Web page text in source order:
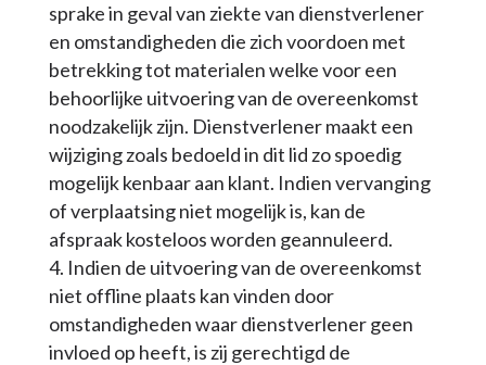
sprake in geval van ziekte van dienstverlener
en omstandigheden die zich voordoen met
betrekking tot materialen welke voor een
behoorlijke uitvoering van de overeenkomst
noodzakelijk zijn. Dienstverlener maakt een
wijziging zoals bedoeld in dit lid zo spoedig
mogelijk kenbaar aan klant. Indien vervanging
of verplaatsing niet mogelijk is, kan de
afspraak kosteloos worden geannuleerd.
Indien de uitvoering van de overeenkomst
niet offline plaats kan vinden door
omstandigheden waar dienstverlener geen
invloed op heeft, is zij gerechtigd de